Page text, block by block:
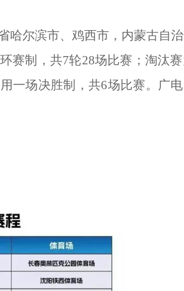
哈尔滨市、鸡西市，内蒙古自
赛制，共7轮28场比赛；淘汰
一场决胜制，共6场比赛。广